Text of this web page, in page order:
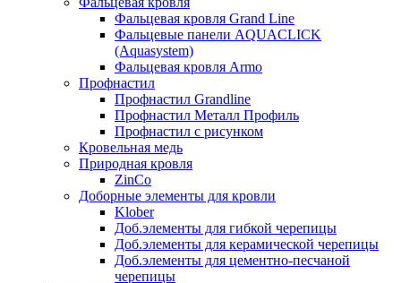
Фальцевая кровля Grand Line
Фальцевые панели AQUACLICK
(Aquasystem)
Фальцевая кровля Armo
Профнастил
Профнастил Grandline
Профнастил Металл Профиль
Профнастил с рисунком
Кровельная медь
Природная кровля
ZinCo
Доборные элементы для кровли
Klober
Доб.элементы для гибкой черепицы
Доб.элементы для керамической черепицы
Доб.элементы для цементно-песчаной
черепицы